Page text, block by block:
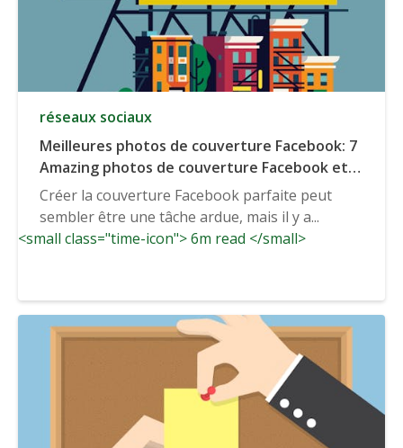
réseaux sociaux
Meilleures photos de couverture Facebook: 7
Amazing photos de couverture Facebook et 7
grands modèles photo de couverture/outils
Créer la couverture Facebook parfaite peut
sembler être une tâche ardue, mais il y a...
<small class="time-icon"> 6m read </small>